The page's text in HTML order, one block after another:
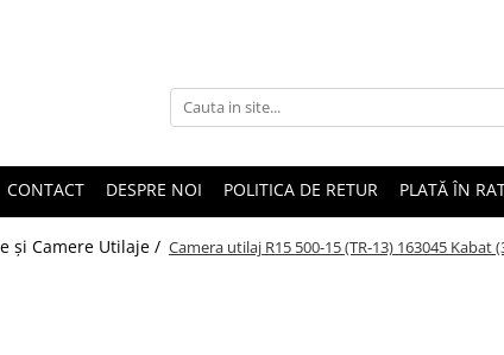
CONTACT DESPRE NOI POLITICA DE RETUR PLATĂ ÎN
și Camere Utilaje / Camera utilaj R15 500-15 (TR-13) 163045 Kabat